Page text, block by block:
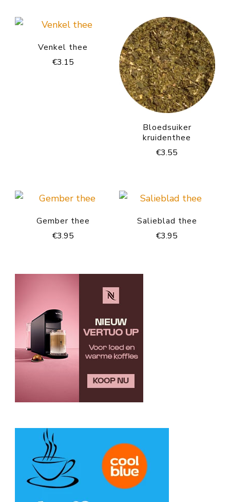
Venkel thee
€3.15
Bloedsuiker
kruidenthee
€3.55
Gember thee
€3.95
Salieblad thee
€3.95